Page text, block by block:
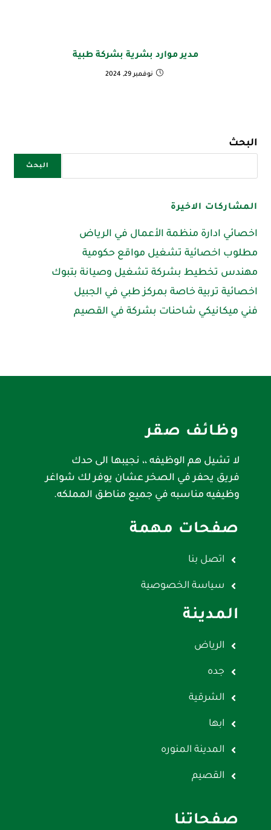
مدير موارد بشرية بشركة طبية
نوفمبر 29, 2024
البحث
البحث
المشاركات الاخيرة
اخصائي ادارة منظمة الأعمال في الرياض
مطلوب اخصائية تشغيل مواقع حكومية
مهندس تخطيط بشركة تشغيل وصيانة بتبوك
اخصائية تربية خاصة بمركز طبي في الجبيل
فني ميكانيكي شاحنات بشركة في القصيم
وظائف صقر
لا تشيل هم الوظيفه ،، نجيبها الى حدك
فريق يحفر في الصخر عشان يوفر لك شواغر
وظيفيه مناسبه في جميع مناطق المملكه.
صفحات مهمة
اتصل بنا
سياسة الخصوصية
المدينة
الرياض
جده
الشرقية
ابها
المدينة المنوره
القصيم
صفحاتنا